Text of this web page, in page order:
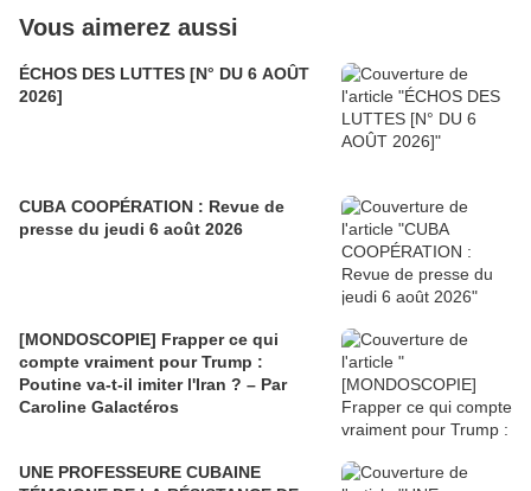
Vous aimerez aussi
ÉCHOS DES LUTTES [N° DU 6 AOÛT
2026]
CUBA COOPÉRATION : Revue de
presse du jeudi 6 août 2026
[MONDOSCOPIE] Frapper ce qui
compte vraiment pour Trump :
Poutine va-t-il imiter l'Iran ? – Par
Caroline Galactéros
UNE PROFESSEURE CUBAINE